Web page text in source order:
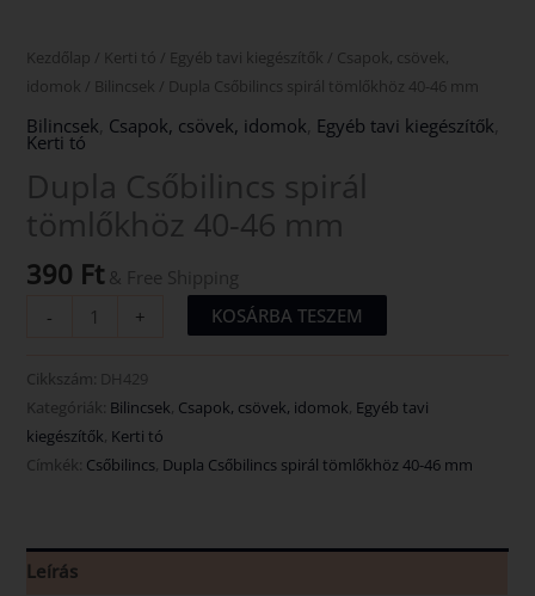
Kezdőlap / Kerti tó / Egyéb tavi kiegészítők / Csapok, csövek,
idomok / Bilincsek / Dupla Csőbilincs spirál tömlőkhöz 40-46 mm
Bilincsek Csapok, csövek, idomok Egyéb tavi kiegészítők
Kerti tó
Dupla Csőbilincs spirál
tömlőkhöz 40-46 mm
390 Ft & Free Shipping
-
+ KOSÁRBA TESZEM
Cikkszám: DH429
Kategóriák: Bilincsek, Csapok, csövek, idomok, Egyéb tavi
kiegészítők, Kerti tó
Címkék: Csőbilincs, Dupla Csőbilincs spirál tömlőkhöz 40-46 mm
Leírás